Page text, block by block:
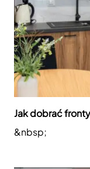
Jak dobrać
&nbsp;